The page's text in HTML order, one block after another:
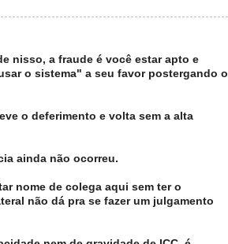
nisso, a fraude é você estar apto e
o sistema" a seu favor postergando o
o deferimento e volta sem a alta
ainda não ocorreu.
nome de colega aqui sem ter o
não dá pra se fazer um julgamento